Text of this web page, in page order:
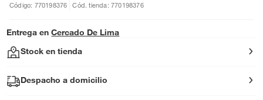
Código: 770198376 Cód. tienda: 770198376
Entrega en Cercado De Lima
Stock en tienda
Despacho a domicilio